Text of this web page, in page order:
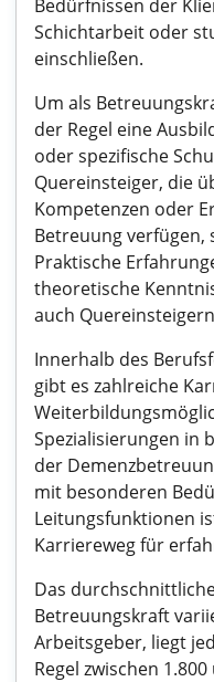
Bedürfnissen der
Schichtarbeit oder
einschließen.
Um als
der Regel eine
oder spezifische
Quereinsteiger, die
Kompetenzen oder
Betreuung verfügen,
Praktische
theoretische
auch
Innerhalb des
gibt es zahlreiche
Spezialisierungen in
der
mit besonderen
Leitungsfunktionen
Karriereweg für
Das
Betreuungskraft
Arbeitsgeber, liegt
Regel zwischen